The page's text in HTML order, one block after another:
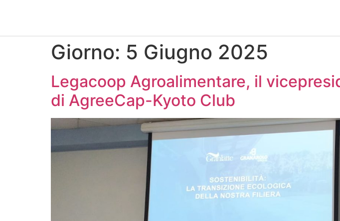
Giorno: 5 Giugno 2025
Legacoop Agroalimentare, il
di AgreeCap-Kyoto Club